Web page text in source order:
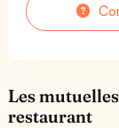
Les
restaurant